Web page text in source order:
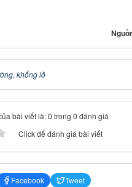
, khổng lồ
bài viết là: 0 trong 0 đánh giá
Click để đánh giá bài viết
Facebook Tweet